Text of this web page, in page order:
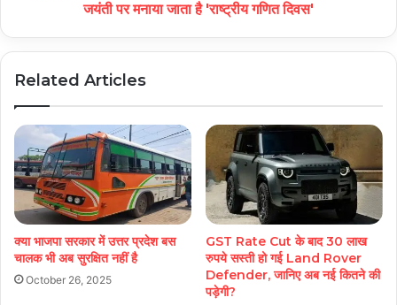
जयंती पर मनाया जाता है 'राष्ट्रीय गणित दिवस'
Related Articles
क्या भाजपा सरकार में उत्तर प्रदेश बस
चालक भी अब सुरक्षित नहीं है
October 26, 2025
GST Rate Cut के बाद 30 लाख
रुपये सस्ती हो गई Land Rover
Defender, जानिए अब नई कितने की
पड़ेगी?